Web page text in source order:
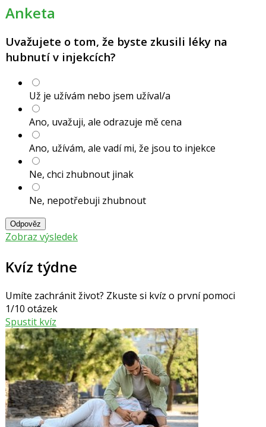
Anketa
Uvažujete o tom, že byste zkusili léky na
hubnutí v injekcích?
Už je užívám nebo jsem užíval/a
Ano, uvažuji, ale odrazuje mě cena
Ano, užívám, ale vadí mi, že jsou to injekce
Ne, chci zhubnout jinak
Ne, nepotřebuji zhubnout
Odpověz
Zobraz výsledek
Kvíz týdne
Umíte zachránit život? Zkuste si kvíz o první pomoci
1/10 otázek
Spustit kvíz